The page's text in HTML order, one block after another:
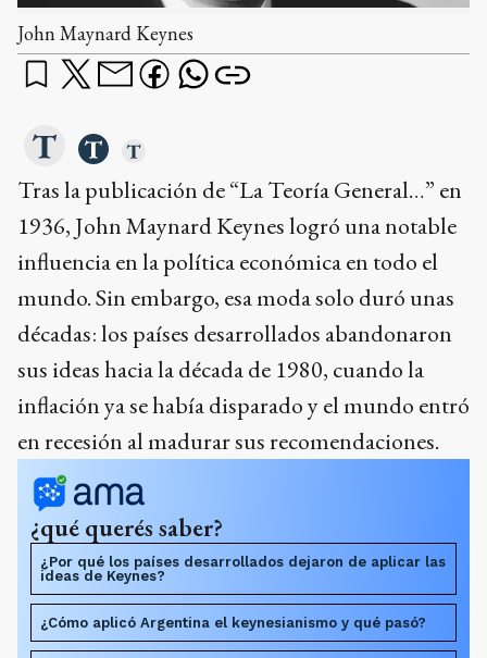
John Maynard Keynes
Tras la publicación de “La Teoría General…” en
1936, John Maynard Keynes logró una notable
influencia en la política económica en todo el
mundo. Sin embargo, esa moda solo duró unas
décadas: los países desarrollados abandonaron
sus ideas hacia la década de 1980, cuando la
inflación ya se había disparado y el mundo entró
en recesión al madurar sus recomendaciones.
¿qué querés saber?
¿Por qué los países desarrollados dejaron de aplicar las
ideas de Keynes?
¿Cómo aplicó Argentina el keynesianismo y qué pasó?